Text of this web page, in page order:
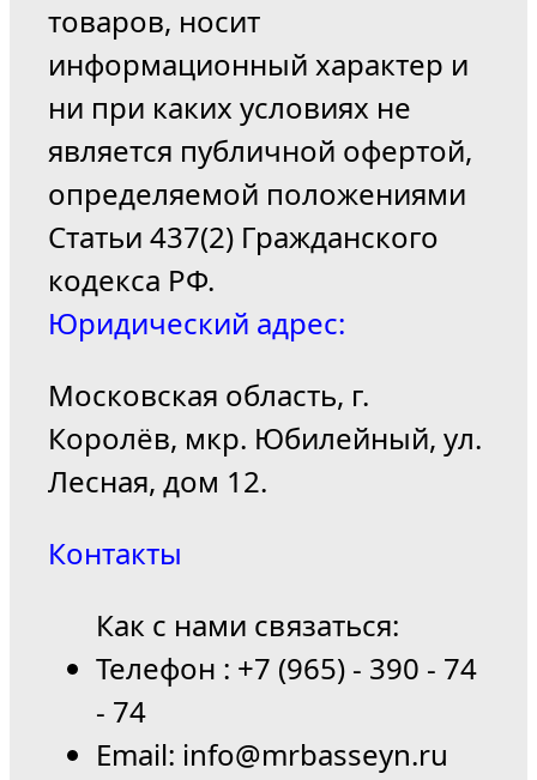
товаров, носит
информационный характер и
ни при каких условиях не
является публичной офертой,
определяемой положениями
Статьи 437(2) Гражданского
кодекса РФ.
Юридический адрес:
Московская область, г.
Королёв, мкр. Юбилейный, ул.
Лесная, дом 12.
Контакты
Как с нами связаться:
Телефон : +7 (965) - 390 - 74
- 74
Email: info@mrbasseyn.ru